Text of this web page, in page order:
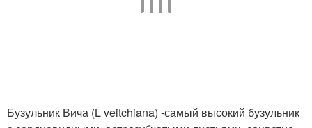
Бузульник Вича (L veitchiana) -самый высокий бузульник